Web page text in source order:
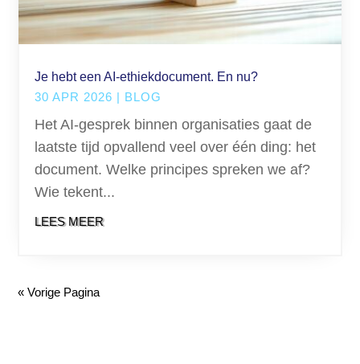
Je hebt een AI-ethiekdocument. En nu?
30 APR 2026 | BLOG
Het AI-gesprek binnen organisaties gaat de
laatste tijd opvallend veel over één ding: het
document. Welke principes spreken we af?
Wie tekent...
LEES MEER
« Vorige Pagina